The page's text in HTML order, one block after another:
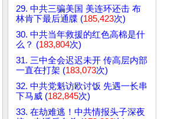
29. 中共三骗美国 美连环还击 布
林肯下最后通牒 (185,423次)
30. 中共当年救援的红色高棉是什
么？ (183,804次)
31. 三中全会迟迟未开 传高层内部
一直在打架 (183,073次)
32. 中共党魁访欧讨饭 先遇一长串
下马威 (182,845次)
33. 在劫难逃！中共情报头子深夜